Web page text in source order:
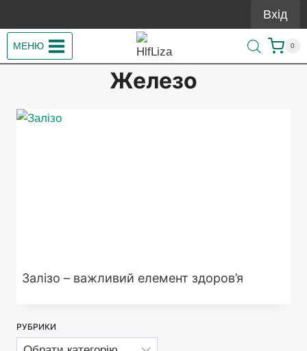
до
вмісту
Вхід
МЕНЮ 0
Железо
Залізо – важливий елемент здоров’я
РУБРИКИ
Рубрики